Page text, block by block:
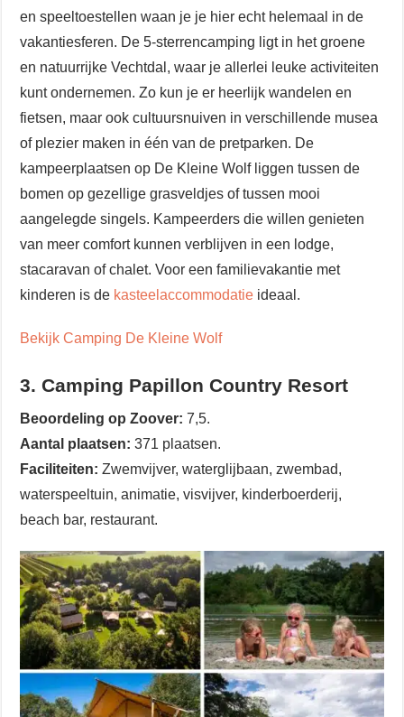
en speeltoestellen waan je je hier echt helemaal in de
vakantiesferen. De 5-sterrencamping ligt in het groene
en natuurrijke Vechtdal, waar je allerlei leuke activiteiten
kunt ondernemen. Zo kun je er heerlijk wandelen en
fietsen, maar ook cultuursnuiven in verschillende musea
of plezier maken in één van de pretparken. De
kampeerplaatsen op De Kleine Wolf liggen tussen de
bomen op gezellige grasveldjes of tussen mooi
aangelegde singels. Kampeerders die willen genieten
van meer comfort kunnen verblijven in een lodge,
stacaravan of chalet. Voor een familievakantie met
kinderen is de kasteelaccommodatie ideaal.
Bekijk Camping De Kleine Wolf
3. Camping Papillon Country Resort
Beoordeling op Zoover: 7,5.
Aantal plaatsen:371 plaatsen.
Faciliteiten: Zwemvijver, waterglijbaan, zwembad,
waterspeeltuin, animatie, visvijver, kinderboerderij,
beach bar, restaurant.